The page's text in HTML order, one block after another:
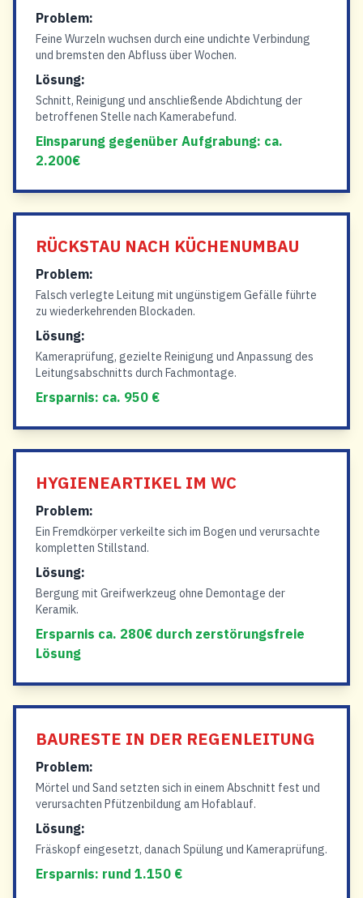
Problem:
Feine Wurzeln wuchsen durch eine undichte Verbindung
und bremsten den Abfluss über Wochen.
Lösung:
Schnitt, Reinigung und anschließende Abdichtung der
betroffenen Stelle nach Kamerabefund.
Einsparung gegenüber Aufgrabung: ca.
2.200€
RÜCKSTAU NACH KÜCHENUMBAU
Problem:
Falsch verlegte Leitung mit ungünstigem Gefälle führte
zu wiederkehrenden Blockaden.
Lösung:
Kameraprüfung, gezielte Reinigung und Anpassung des
Leitungsabschnitts durch Fachmontage.
Ersparnis: ca. 950 €
HYGIENEARTIKEL IM WC
Problem:
Ein Fremdkörper verkeilte sich im Bogen und verursachte
kompletten Stillstand.
Lösung:
Bergung mit Greifwerkzeug ohne Demontage der
Keramik.
Ersparnis ca. 280€ durch zerstörungsfreie
Lösung
BAURESTE IN DER REGENLEITUNG
Problem:
Mörtel und Sand setzten sich in einem Abschnitt fest und
verursachten Pfützenbildung am Hofablauf.
Lösung:
Fräskopf eingesetzt, danach Spülung und Kameraprüfung.
Ersparnis: rund 1.150 €